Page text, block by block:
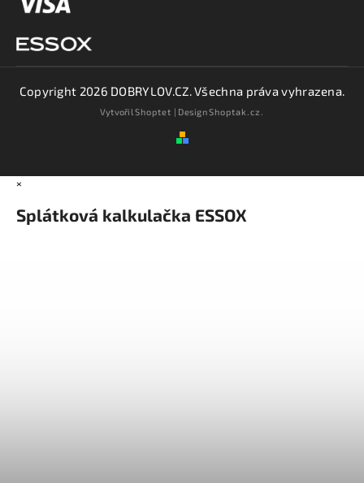
Copyright 2026 DOBRYLOV.CZ. Všechna práva vyhrazena.
VytvořilShoptet | DesignShoptak.cz.
×
Splátková kalkulačka ESSOX